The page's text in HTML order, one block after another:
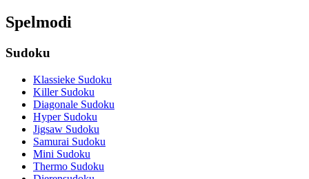
Spelmodi
Sudoku
Klassieke Sudoku
Killer Sudoku
Diagonale Sudoku
Hyper Sudoku
Jigsaw Sudoku
Samurai Sudoku
Mini Sudoku
Thermo Sudoku